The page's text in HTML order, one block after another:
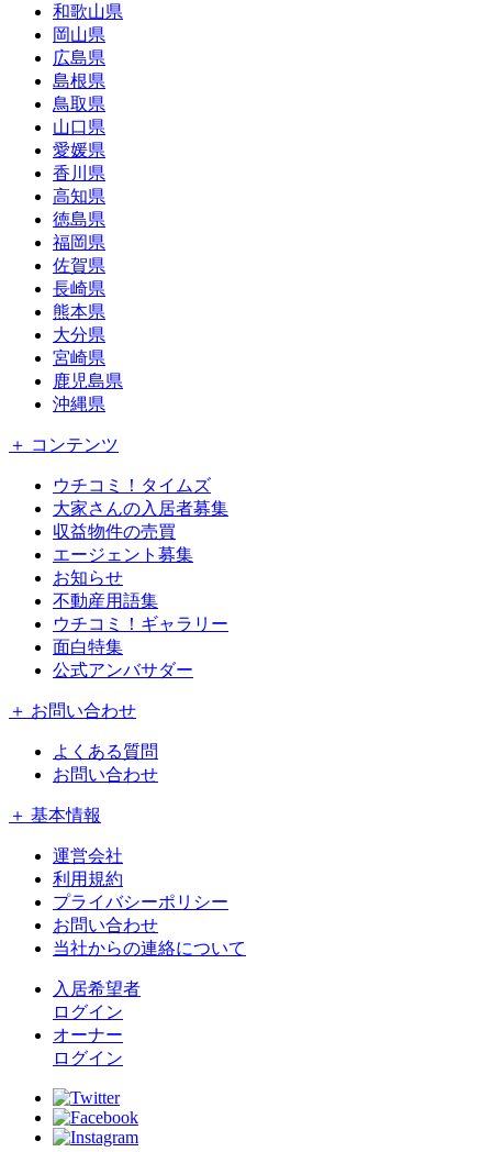
和歌山県
岡山県
広島県
島根県
鳥取県
山口県
愛媛県
香川県
高知県
徳島県
福岡県
佐賀県
長崎県
熊本県
大分県
宮崎県
鹿児島県
沖縄県
＋ コンテンツ
ウチコミ！タイムズ
大家さんの入居者募集
収益物件の売買
エージェント募集
お知らせ
不動産用語集
ウチコミ！ギャラリー
面白特集
公式アンバサダー
＋ お問い合わせ
よくある質問
お問い合わせ
＋ 基本情報
運営会社
利用規約
プライバシーポリシー
お問い合わせ
当社からの連絡について
入居希望者
ログイン
オーナー
ログイン